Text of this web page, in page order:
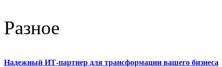
Разное
Надежный ИТ-партнер для трансформации вашего бизнеса